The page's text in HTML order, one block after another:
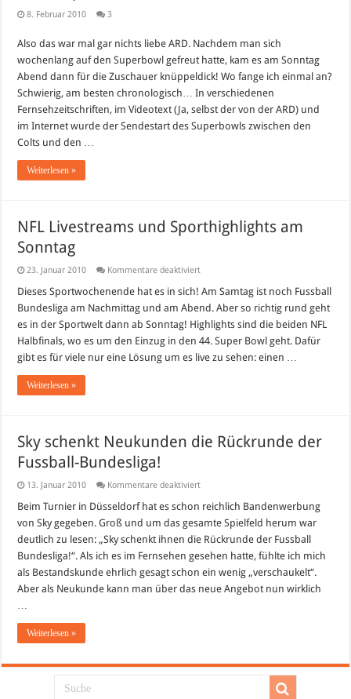
8. Februar 2010 3
Also das war mal gar nichts liebe ARD. Nachdem man sich
wochenlang auf den Superbowl gefreut hatte, kam es am Sonntag
Abend dann für die Zuschauer knüppeldick! Wo fange ich einmal an?
Schwierig, am besten chronologisch… In verschiedenen
Fernsehzeitschriften, im Videotext (Ja, selbst der von der ARD) und
im Internet wurde der Sendestart des Superbowls zwischen den
Colts und den …
Weiterlesen »
NFL Livestreams und Sporthighlights am
Sonntag
23. Januar 2010 Kommentare deaktiviertfür
Livestreams
Sporthighlights
am
Sonntag
Dieses Sportwochenende hat es in sich! Am Samtag ist noch Fussball
Bundesliga am Nachmittag und am Abend. Aber so richtig rund geht
es in der Sportwelt dann ab Sonntag! Highlights sind die beiden NFL
Halbfinals, wo es um den Einzug in den 44. Super Bowl geht. Dafür
gibt es für viele nur eine Lösung um es live zu sehen: einen …
Weiterlesen »
Sky schenkt Neukunden die Rückrunde der
Fussball-Bundesliga!
13. Januar 2010 Kommentare deaktiviertfür
schenkt
die
Rückrunde
der
Fussball-
Bundesliga!
Beim Turnier in Düsseldorf hat es schon reichlich Bandenwerbung
von Sky gegeben. Groß und um das gesamte Spielfeld herum war
deutlich zu lesen: „Sky schenkt ihnen die Rückrunde der Fussball
Bundesliga!“. Als ich es im Fernsehen gesehen hatte, fühlte ich mich
als Bestandskunde ehrlich gesagt schon ein wenig „verschaukelt“.
Aber als Neukunde kann man über das neue Angebot nun wirklich
…
Weiterlesen »